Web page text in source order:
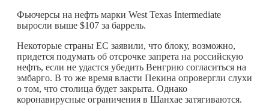
Фьючерсы на нефть марки West Texas Intermediate
выросли выше $107 за баррель.
Некоторые страны ЕС заявили, что блоку, возможно,
придется подумать об отсрочке запрета на российскую
нефть, если не удастся убедить Венгрию согласиться на
эмбарго. В то же время власти Пекина опровергли слухи
о том, что столица будет закрыта. Однако
коронавирусные ограничения в Шанхае затягиваются.